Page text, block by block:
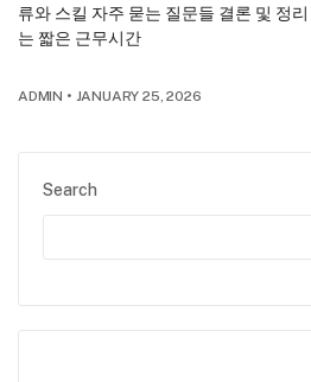
Search
류와 스킬 자주 묻는 질문들 결론 및 정
는 짧은 근무시간
ADMIN • JANUARY 25, 2026